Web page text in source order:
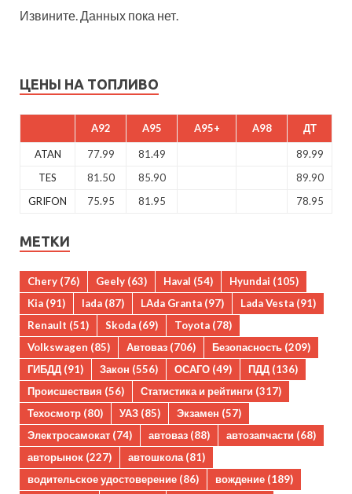
Извините. Данных пока нет.
ЦЕНЫ НА ТОПЛИВО
A92 A95 A95+ A98 ДТ
ATAN 77.99 81.49
89.99
TES
81.50 85.90
89.90
GRIFON
75.95 81.95 78.95
МЕТКИ
Chery (76) Geely (63) Haval (54) Hyundai (105)
Kia (91) lada (87) LAda Granta (97) Lada Vesta (91)
Renault (51) Skoda (69) Toyota (78)
Volkswagen (85) Автоваз (706) Безопасность (209)
ГИБДД (91) Закон (556) ОСАГО (49) ПДД (136)
Происшествия (56) Статистика и рейтинги (317)
Техосмотр (80) УАЗ (85) Экзамен (57)
Электросамокат (74) автоваз (88) автозапчасти (68)
авторынок (227) автошкола(81)
водительское удостоверение (86) вождение (189)